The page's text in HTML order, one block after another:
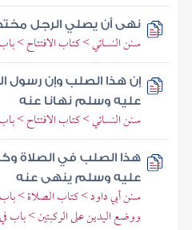
نهى أن يصلي الرجل
سنن النسائي > كتاب الافتتاح >
إن هذا الصلب وإن رسول
عليه وسلم نهانا عنه
سنن النسائي > كتاب الافتتاح >
هذا الصلب في الصلاة
عليه وسلم ينهى عنه
سنن أبي داود > كتاب الصلاة >
ووضع اليدين على الركبتين > باب